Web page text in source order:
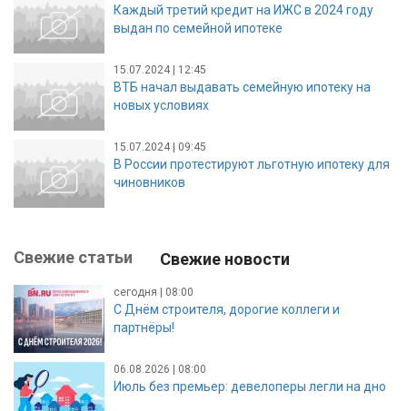
Каждый третий кредит на ИЖС в 2024 году
выдан по семейной ипотеке
15.07.2024 | 12:45
ВТБ начал выдавать семейную ипотеку на
новых условиях
15.07.2024 | 09:45
В России протестируют льготную ипотеку для
чиновников
Свежие статьи Свежие новости
сегодня | 08:00
С Днём строителя, дорогие коллеги и
партнёры!
06.08.2026 | 08:00
Июль без премьер: девелоперы легли на дно